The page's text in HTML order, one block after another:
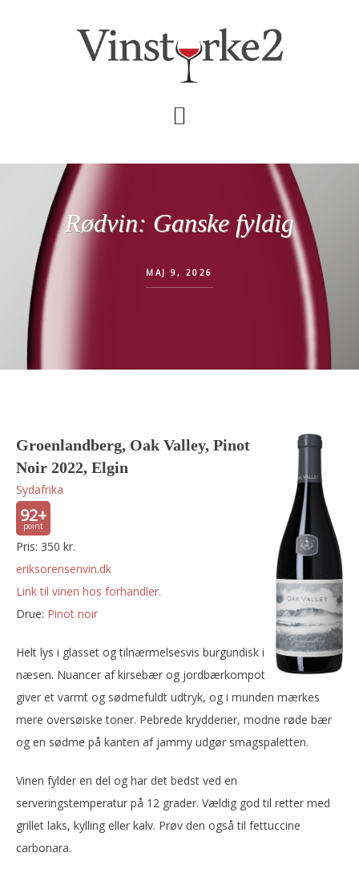
Rødvin: Ganske fyldig
MAJ 9, 2026
Groenlandberg, Oak Valley, Pinot
Noir 2022, Elgin
Sydafrika
92+
Pris: 350 kr.
eriksorensenvin.dk
Link til vinen hos forhandler.
Drue:
pinot noir
Helt lys i glasset og tilnærmelsesvis burgundisk i
næsen. Nuancer af kirsebær og jordbærkompot
giver et varmt og sødmefuldt udtryk, og i munden mærkes
mere oversøiske toner. Pebrede krydderier, modne røde bær
og en sødme på kanten af jammy udgør smagspaletten.
Vinen fylder en del og har det bedst ved en
serveringstemperatur på 12 grader. Vældig god til retter med
grillet laks, kylling eller kalv. Prøv den også til fettuccine
carbonara.